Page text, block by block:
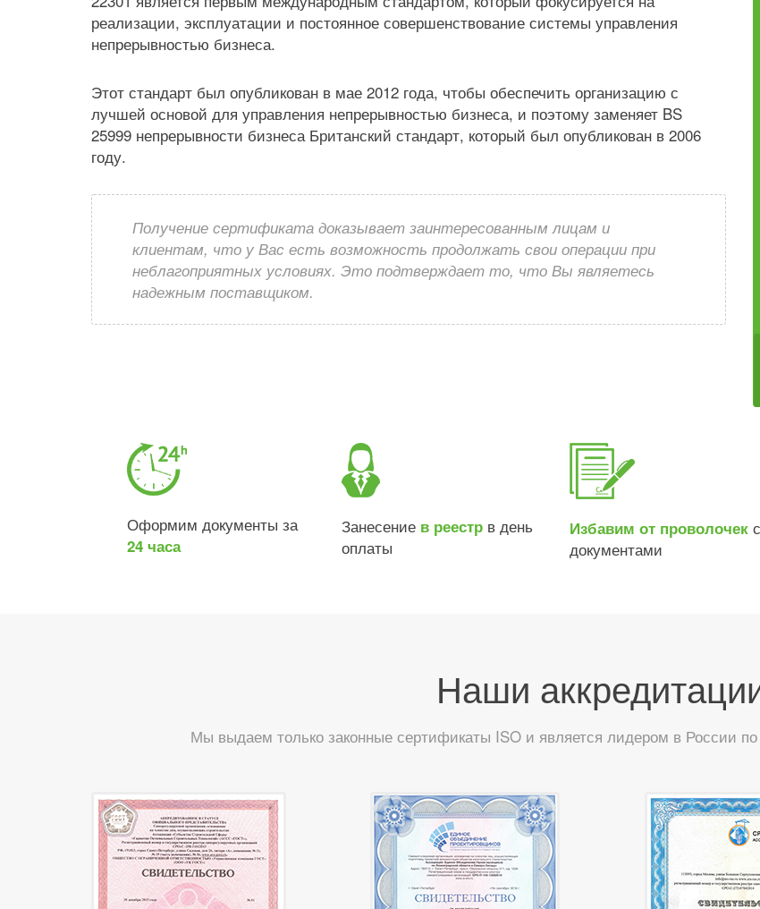
реализации, эксплуатации и постоянное совершенствование системы управления
непрерывностью бизнеса.
Этот стандарт был опубликован в мае 2012 года, чтобы обеспечить организацию с
лучшей основой для управления непрерывностью бизнеса, и поэтому заменяет BS
25999 непрерывности бизнеса Британский стандарт, который был опубликован в 2006
году.
Получение сертификата доказывает заинтересованным лицам и
клиентам, что у Вас есть возможность продолжать свои операции при
неблагоприятных условиях. Это подтверждает то, что Вы являетесь
надежным поставщиком.
Оформим документы за
24 часа
Занесение в реестрв день
оплаты
Избавим от проволочекс
документами
Наши
Мы выдаем только законные сертификаты ISO и является лидером в России